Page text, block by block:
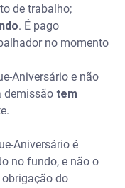
de trabalho;
. É pago
no momento
Aniversário e não
demissão tem
Aniversário é
no fundo, e não o
do